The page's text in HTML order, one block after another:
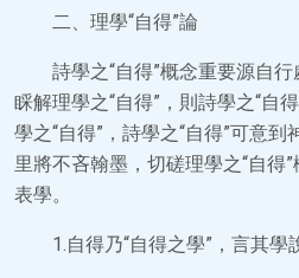
二、理學“自得”論
詩學之“自得”概念重要源自
睬解理學之“自得”，則詩學之“自
學之“自得”，詩學之“自得”可意
里將不吝翰墨，切磋理學之“自得
表學。
1.自得乃“自得之學”，言其學